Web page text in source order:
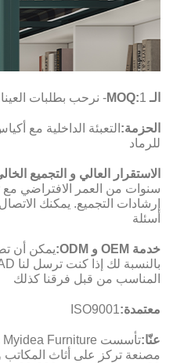
الـ MOQ:1- نرحب بطلبات العينات.
الحزمة:التعبئة الداخلية مع
للرماد
الاستقرار العالي و التجميع
سنوات من العمر الافتراضي
إرشادات التجميع. يمكنك
أسئلة
خدمة OEM و ODM:
يمكن أن
المناسب من قبل فرقنا كذلك
معتمدة:ISO9001
عنّا:
مصنعة تركز على أثاث المكاتب